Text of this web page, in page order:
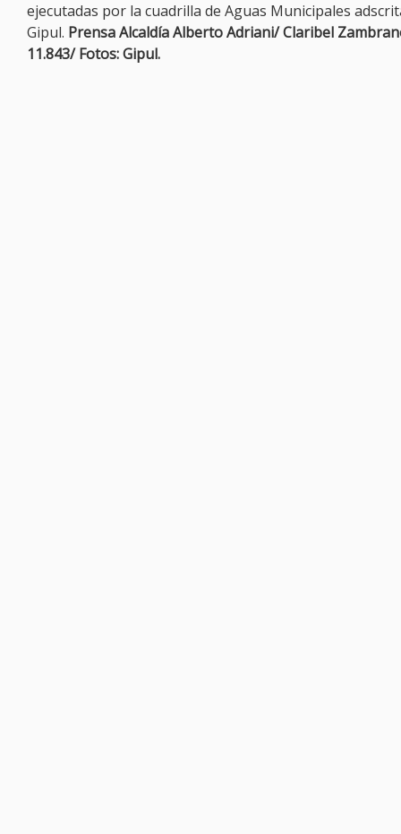
ejecutadas por la cuadrilla de Aguas Municipales
Gipul. Prensa Alcaldía Alberto Adriani/ Claribel
11.843/ Fotos: Gipul.